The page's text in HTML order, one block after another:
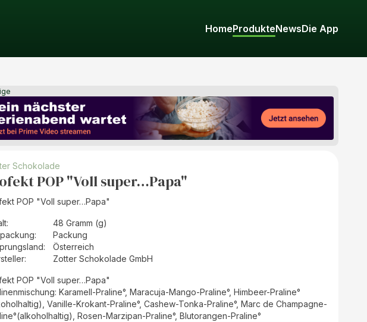
HomeProdukteNewsDie App
Schokolade
POP "Voll super…Papa"
POP "Voll super…Papa"
:
48 Gramm (g)
:
Packung
:
Österreich
: Zotter Schokolade GmbH
POP "Voll super…Papa"
Karamell-Praline°, Maracuja-Mango-Praline°, Himbeer-Praline°
Vanille-Krokant-Praline°, Cashew-Tonka-Praline°, Marc de Champagne-
Rosen-Marzipan-Praline°, Blutorangen-Praline°